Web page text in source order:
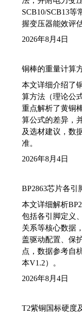
SCB10/SCB13
握变压器能效评
2026年8月4日
铜棒的重量计算
本文详细介绍了
算方法（理论公
重点解析了黄铜
算公式的差异，
及选材建议，数
准。
2026年8月4日
BP2863芯片各引
本文详细解析
包括各引脚定义
关系等核心数据
盖驱动配置、保
点，数据参考自
本V1.2）。
2026年8月4日
T2紫铜国标硬度